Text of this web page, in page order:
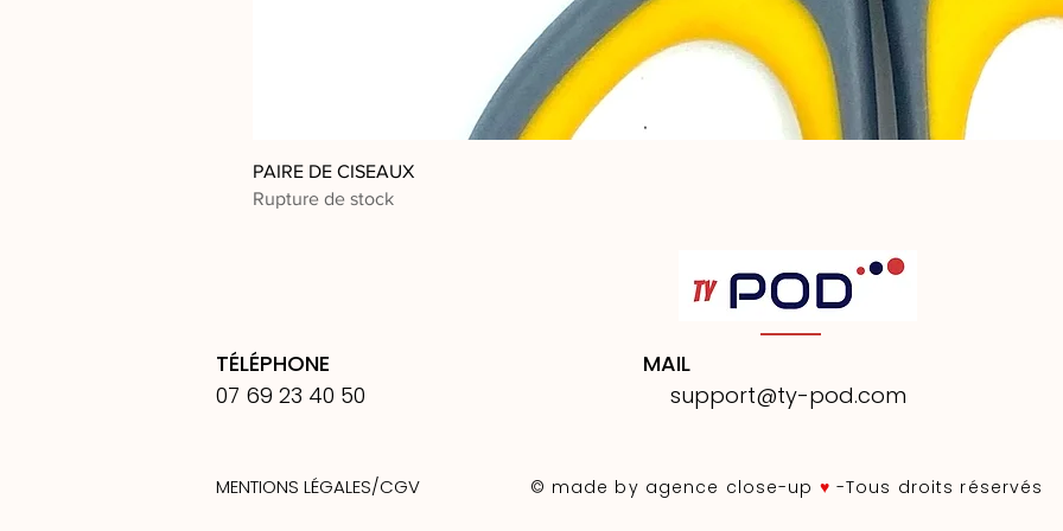
PAIRE DE CISEAUX
Rupture de stock
TÉLÉPHONE
07 69 23 40 50
MENTIONS LÉGALES/CGV
MAIL
support@ty-pod.com
© made by agence close-up ♥ -Tous droits réservés